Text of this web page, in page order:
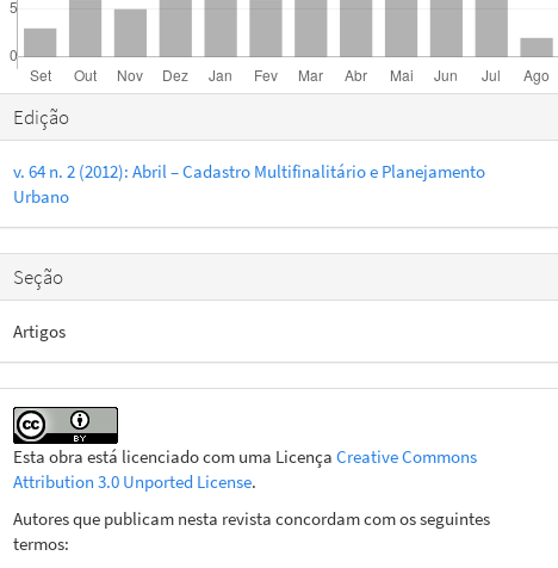
Detalhes
artigo
Edição
v. 64 n. 2 (2012): Abril – Cadastro Multifinalitário e Planejamento
Urbano
Seção
Artigos
Esta obra está licenciado com uma LicençaCreative Commons
Attribution 3.0 Unported License.
Autores que publicam nesta revista concordam com os seguintes
termos: